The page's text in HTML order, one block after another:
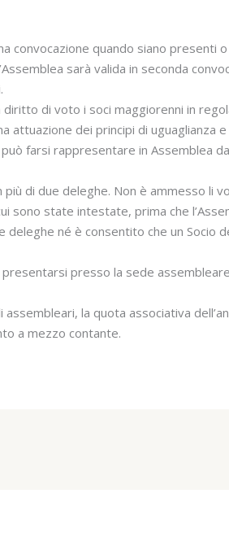
convocazione quando siano presenti
sarà valida in seconda
diritto di voto i soci maggiorenni in
attuazione dei principi di uguaglianza
farsi rappresentare in Assemblea
di due deleghe. Non è ammesso li
sono state intestate, prima che
deleghe né è consentito che un Socio
presso la sede
la quota associativa
a mezzo contante.